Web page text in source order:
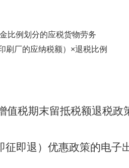
比例划分的应税货物劳务
刷厂的应纳税额） ×退税比例
值税期末留抵税额退税
征即退）优惠政策的电